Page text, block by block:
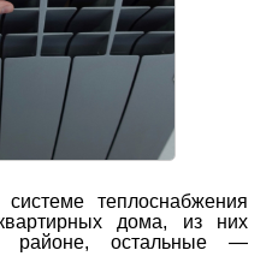
теплоснабжения
дома, из них
остальные —